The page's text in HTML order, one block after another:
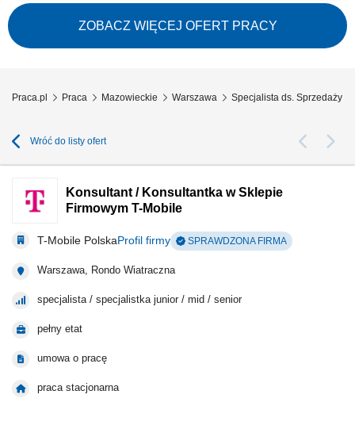
chcesz dalej rozwijać się w pracy z Klientem (szczególnie docenimy
pierwsze doświadczenie w pracy w sprzedaży), chcesz rozwijać
kompetencje sprzedażowe i nauczyć się skutecznego dopasowywania
rozwiązań do potrzeb...
ZOBACZ WIĘCEJ OFERT PRACY
Praca.pl Praca Mazowieckie Warszawa Specjalista ds. Sprzedaży
Wróć do listy ofert
Konsultant / Konsultantka w Sklepie
Firmowym T-Mobile
T-Mobile PolskaProfil firmy SPRAWDZONA FIRMA
Warszawa, Rondo Wiatraczna
specjalista / specjalistka junior / mid / senior
pełny etat
umowa o pracę
praca stacjonarna